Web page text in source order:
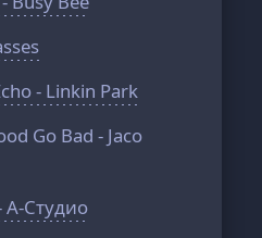
- Linkin Park
Go Bad - Jaco
А-Студио